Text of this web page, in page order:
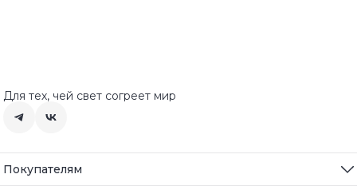
Для тех, чей свет согреет мир
Покупателям
Все товары